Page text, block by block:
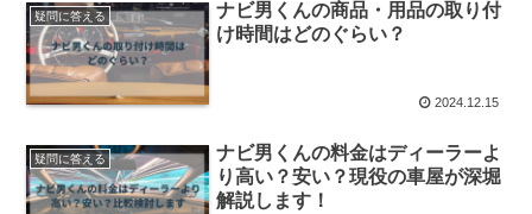
疑問に答える
ナビ男くんの商品・用品の取り付
け時間はどのぐらい？
2024.12.15
疑問に答える
ナビ男くんの料金はディーラーよ
り高い？安い？現役の車屋が深堀
解説します！